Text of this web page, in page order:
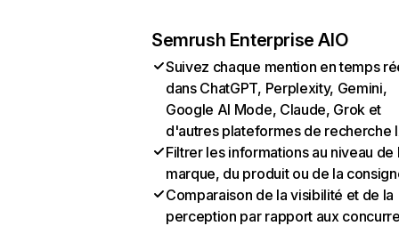
Semrush Enterprise AIO
Suivez chaque mention en temps
dans ChatGPT, Perplexity, Gemini,
Google AI Mode, Claude, Grok et
d'autres plateformes de recherche
Filtrer les informations au niveau de
marque, du produit ou de la
Comparaison de la visibilité et de la
perception par rapport aux